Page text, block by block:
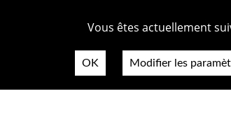
Vous êtes actuellement
OK Modifier les